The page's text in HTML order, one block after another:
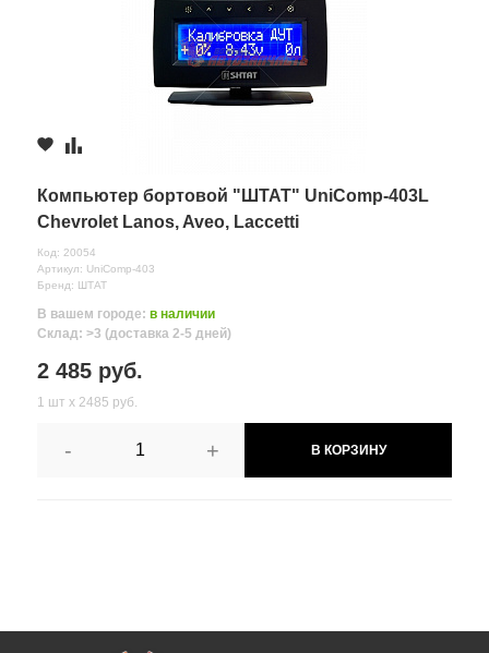
Компьютер бортовой "ШТАТ" UniComp-403L
Chevrolet Lanos, Aveo, Laccetti
Код: 20054
Артикул: UniComp-403
Бренд: ШТАТ
В вашем городе: в наличии
Склад: >3 (доставка 2-5 дней)
2 485 руб.
1 шт х 2485 руб.
- + В КОРЗИНУ